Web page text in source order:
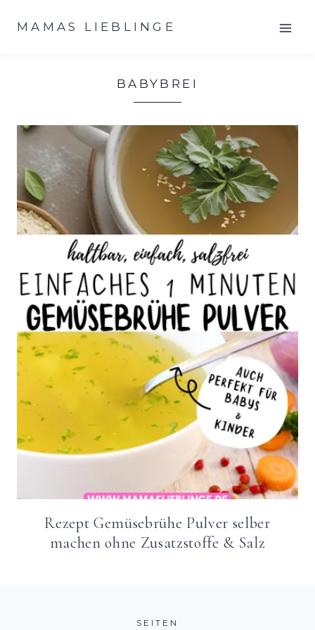
InhaltMAMAS LIEBLINGE
BABYBREI
Rezept Gemüsebrühe Pulver selber
machen ohne Zusatzstoffe & Salz
SEITEN